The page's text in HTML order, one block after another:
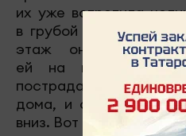
их уже встретила
в грубой форме в
этаж они идут.
ей на вы и
пострадавших. Как
дома, и они вызвали
вниз. Вот тогда-то всё